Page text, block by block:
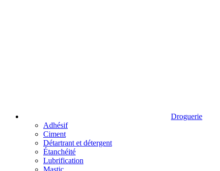
Droguerie
Adhésif
Ciment
Détartrant et détergent
Étanchéité
Lubrification
Mastic